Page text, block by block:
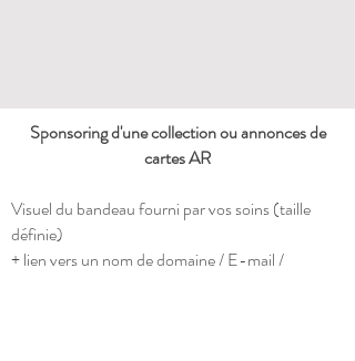
Sponsoring d'une collection ou annonces de
cartes AR
Visuel du bandeau fourni par vos soins (taille
définie)
+ lien vers un nom de domaine / E-mail /